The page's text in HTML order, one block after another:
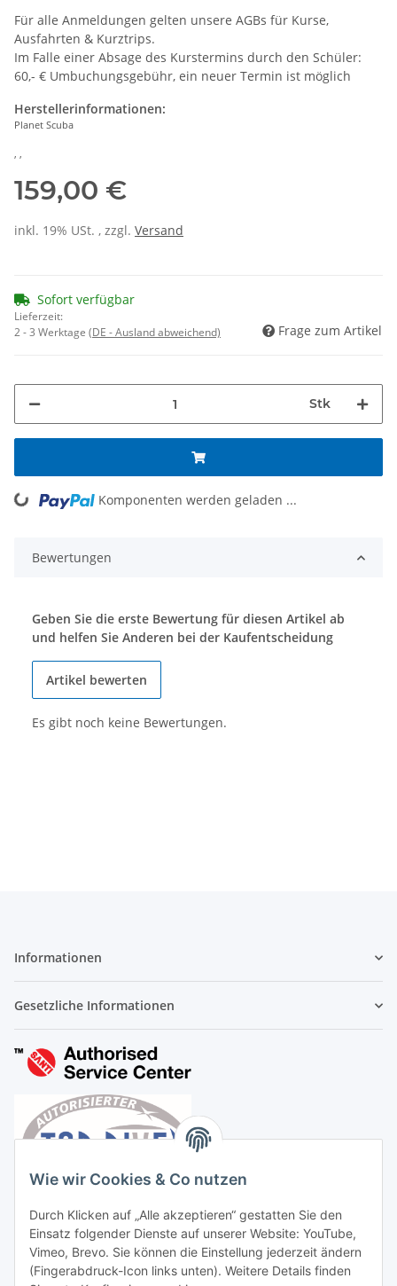
Für alle Anmeldungen gelten unsere AGBs für Kurse,
Ausfahrten & Kurztrips.
Im Falle einer Absage des Kurstermins durch den Schüler:
60,- € Umbuchungsgebühr, ein neuer Termin ist möglich
Herstellerinformationen:
Planet Scuba
, ,
159,00 €
inkl. 19% USt. , zzgl. Versand
Sofort verfügbar
Lieferzeit:
2 - 3 Werktage (DE - Ausland abweichend) Frage zum Artikel
Stk
Loading... Komponenten werden geladen ...
Bewertungen
Geben Sie die erste Bewertung für diesen Artikel ab
und helfen Sie Anderen bei der Kaufentscheidung
Artikel bewerten
Es gibt noch keine Bewertungen.
Informationen
Gesetzliche Informationen
Wie wir Cookies & Co nutzen
Durch Klicken auf „Alle akzeptieren“ gestatten Sie den
Einsatz folgender Dienste auf unserer Website: YouTube,
Vimeo, Brevo. Sie können die Einstellung jederzeit ändern
(Fingerabdruck-Icon links unten). Weitere Details finden